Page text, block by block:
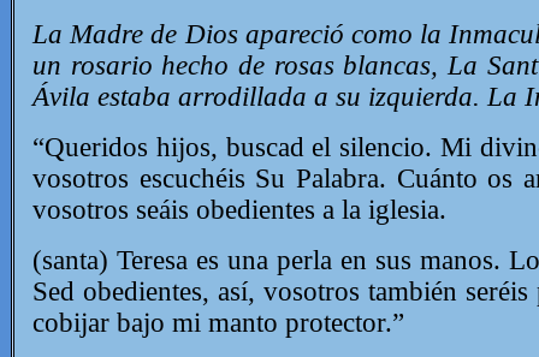
La Madre de Dios apareció como la
un rosario hecho de rosas blancas, La
Ávila estaba arrodillada a su izquierda. La
“Queridos hijos, buscad el silencio. Mi
vosotros escuchéis Su Palabra. Cuánto os
vosotros seáis obedientes a la iglesia.
(santa) Teresa es una perla en sus manos.
Sed obedientes, así, vosotros también
cobijar bajo mi manto protector.”